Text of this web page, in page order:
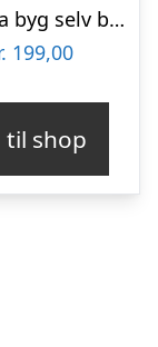
Camellia byg selv blomst Rokrâ¢ (AF011)
199,00
til shop